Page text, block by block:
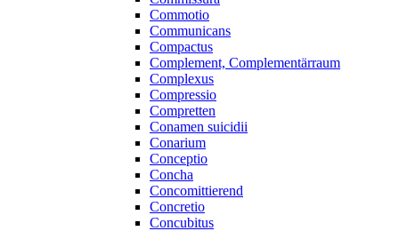
Commotio
Communicans
Compactus
Complement, Complementärraum
Complexus
Compressio
Compretten
Conamen suicidii
Conarium
Conceptio
Concha
Concomittierend
Concretio
Concubitus